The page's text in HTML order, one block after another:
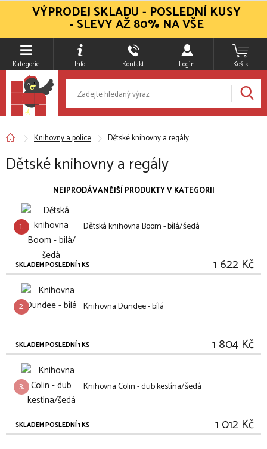
Kategorie Info Kontakt Login Košík
Knihovny a police Dětské knihovny a regály
Dětské knihovny a regály
NEJPRODÁVANĚJŠÍ PRODUKTY V KATEGORII
1. Dětská knihovna Boom - bílá/šedá
SKLADEM POSLEDNÍ 1 KS 1 622 Kč
2. Knihovna Dundee - bílá
SKLADEM POSLEDNÍ 1 KS 1 804 Kč
3. Knihovna Colin - dub kestína/šedá
SKLADEM POSLEDNÍ 1 KS 1 012 Kč
VÝPRODEJ SKLADU - POSLEDNÍ KUSY
- SLEVY AŽ 80% NA VŠE